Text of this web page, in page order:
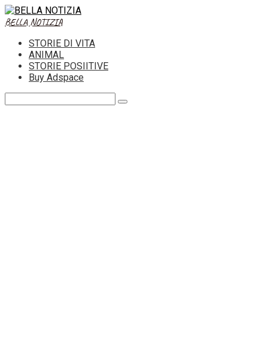
Skip
to
BELLA NOTIZIA
STORIE DI VITA
ANIMAL
STORIE POSIITIVE
Buy Adspace